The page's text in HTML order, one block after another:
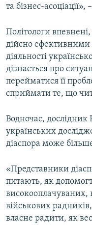
та бізнес-асоціації»,
Політологи
дійсно ефективними
діяльності
дізнається про
перейматися її
сприймати те, що
Водночас, дослідник
українських
діаспора може
«Представники
питають, як
високооплачуваних,
військових
власне радити, як